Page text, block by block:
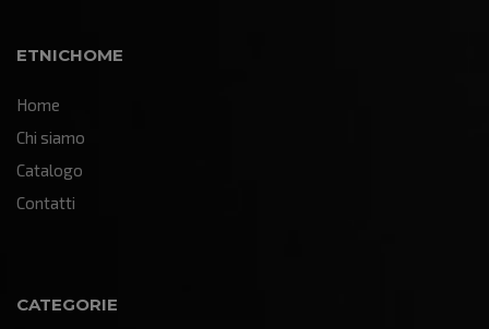
ETNICHOME
Home
Chi siamo
Catalogo
Contatti
CATEGORIE